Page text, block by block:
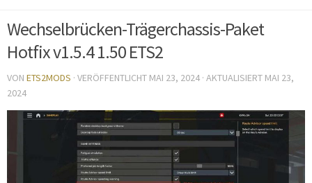
Wechselbrücken-Trägerchassis-Paket
Hotfix v1.5.4 1.50 ETS2
VON ETS2MODS · VERÖFFENTLICHT MAI 23, 2024 · AKTUALISIERT MAI 23,
2024